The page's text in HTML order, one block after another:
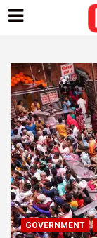
content
GOVERNMENT